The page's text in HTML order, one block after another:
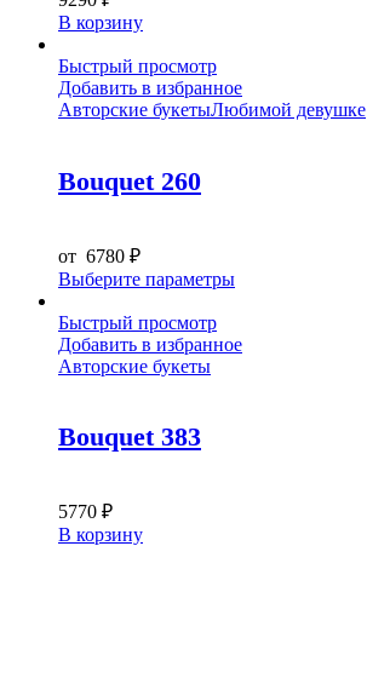
В корзину
Быстрый просмотр
Добавить в избранное
Авторские букетыЛюбимой девушке
Bouquet 260
от 6780 ₽
Выберите параметрыЭтот
несколько
Быстрый просмотр
Добавить в избранное
Авторские букеты
Bouquet 383
5770 ₽
В корзину